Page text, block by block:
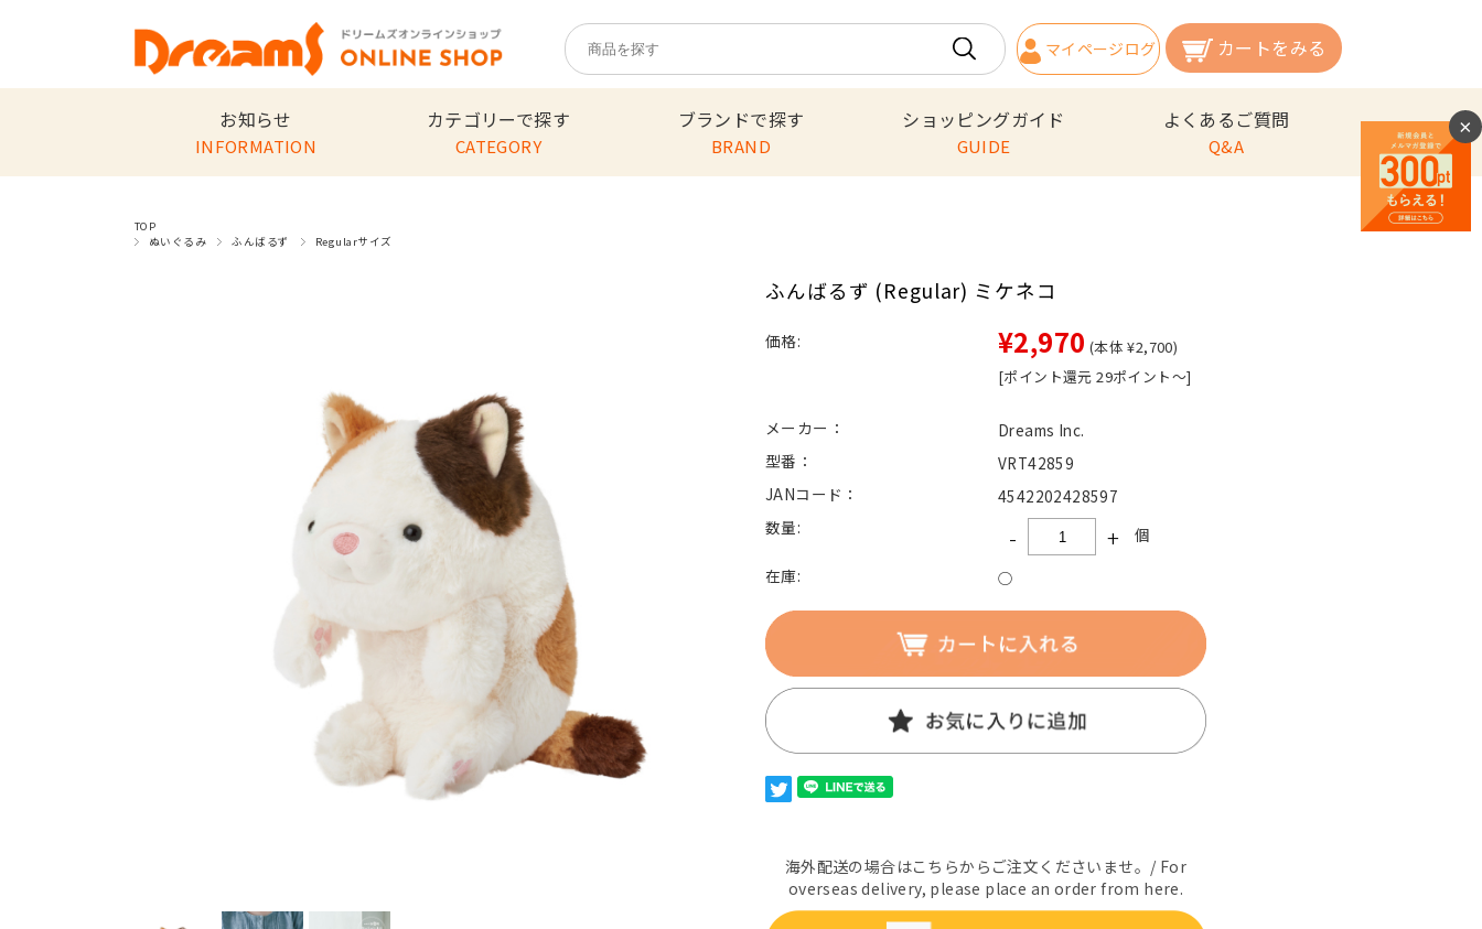
マイページログ カートをみる
お知らせ
INFORMATION
カテゴリーで探す
CATEGORY
ブランドで探す
BRAND
ショッピングガイド
GUIDE
よくあるご質問
Q&A
TOP
ぬいぐるみ
ふんばるず Regularサイズ
ふんばるず (Regular) ミケネコ
価格: ¥2,970 (本体 ¥2,700)
[ポイント還元 29ポイント～]
メーカー：
Dreams Inc.
型番：
VRT42859
JANコード：
4542202428597
数量:
- +
個
在庫:
○
海外配送の場合はこちらからご注文くださいませ。/ For
overseas delivery, please place an order from here.
×